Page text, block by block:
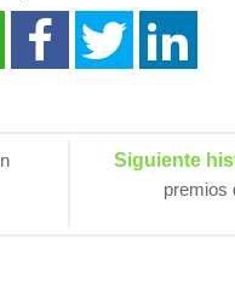
Siguiente
premios